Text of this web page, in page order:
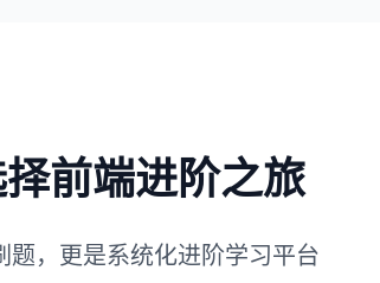
前端进阶之旅
题，更是系统化进阶学习平台